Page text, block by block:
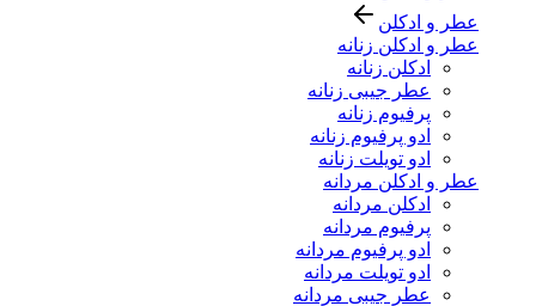
عطر و ادکلن
عطر و ادکلن زنانه
ادکلن زنانه
عطر جیبی زنانه
پرفیوم زنانه
ادو پرفیوم زنانه
ادو تویلت زنانه
عطر و ادکلن مردانه
ادکلن مردانه
پرفیوم مردانه
ادو پرفیوم مردانه
ادو تویلت مردانه
عطر جیبی مردانه